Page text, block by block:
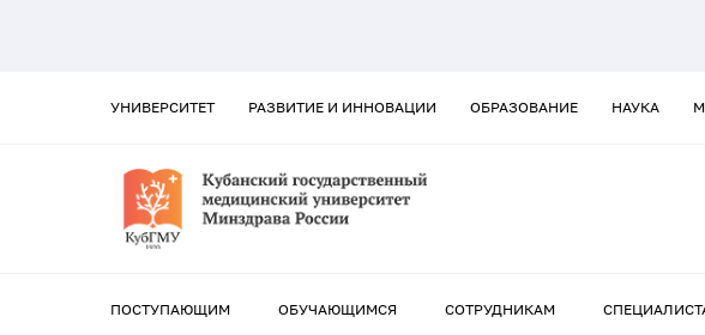
УНИВЕРСИТЕТ РАЗВИТИЕ И ИННОВАЦИИ ОБРАЗОВАНИЕ НАУКА
ПОСТУПАЮЩИМ ОБУЧАЮЩИМСЯ СОТРУДНИКАМ